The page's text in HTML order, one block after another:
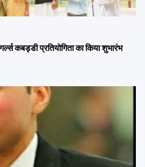
कबड्डी प्रतियोगिता का किया शुभारंभ